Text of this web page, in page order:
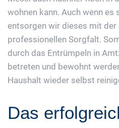
wohnen kann. Auch wenn es
entsorgen wir dieses mit der
professionellen Sorgfalt.
durch das Entrümpeln in
betreten und bewohnt
Haushalt wieder selbst
Das